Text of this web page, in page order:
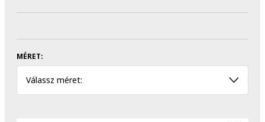
MÉRET:
Válassz méret: